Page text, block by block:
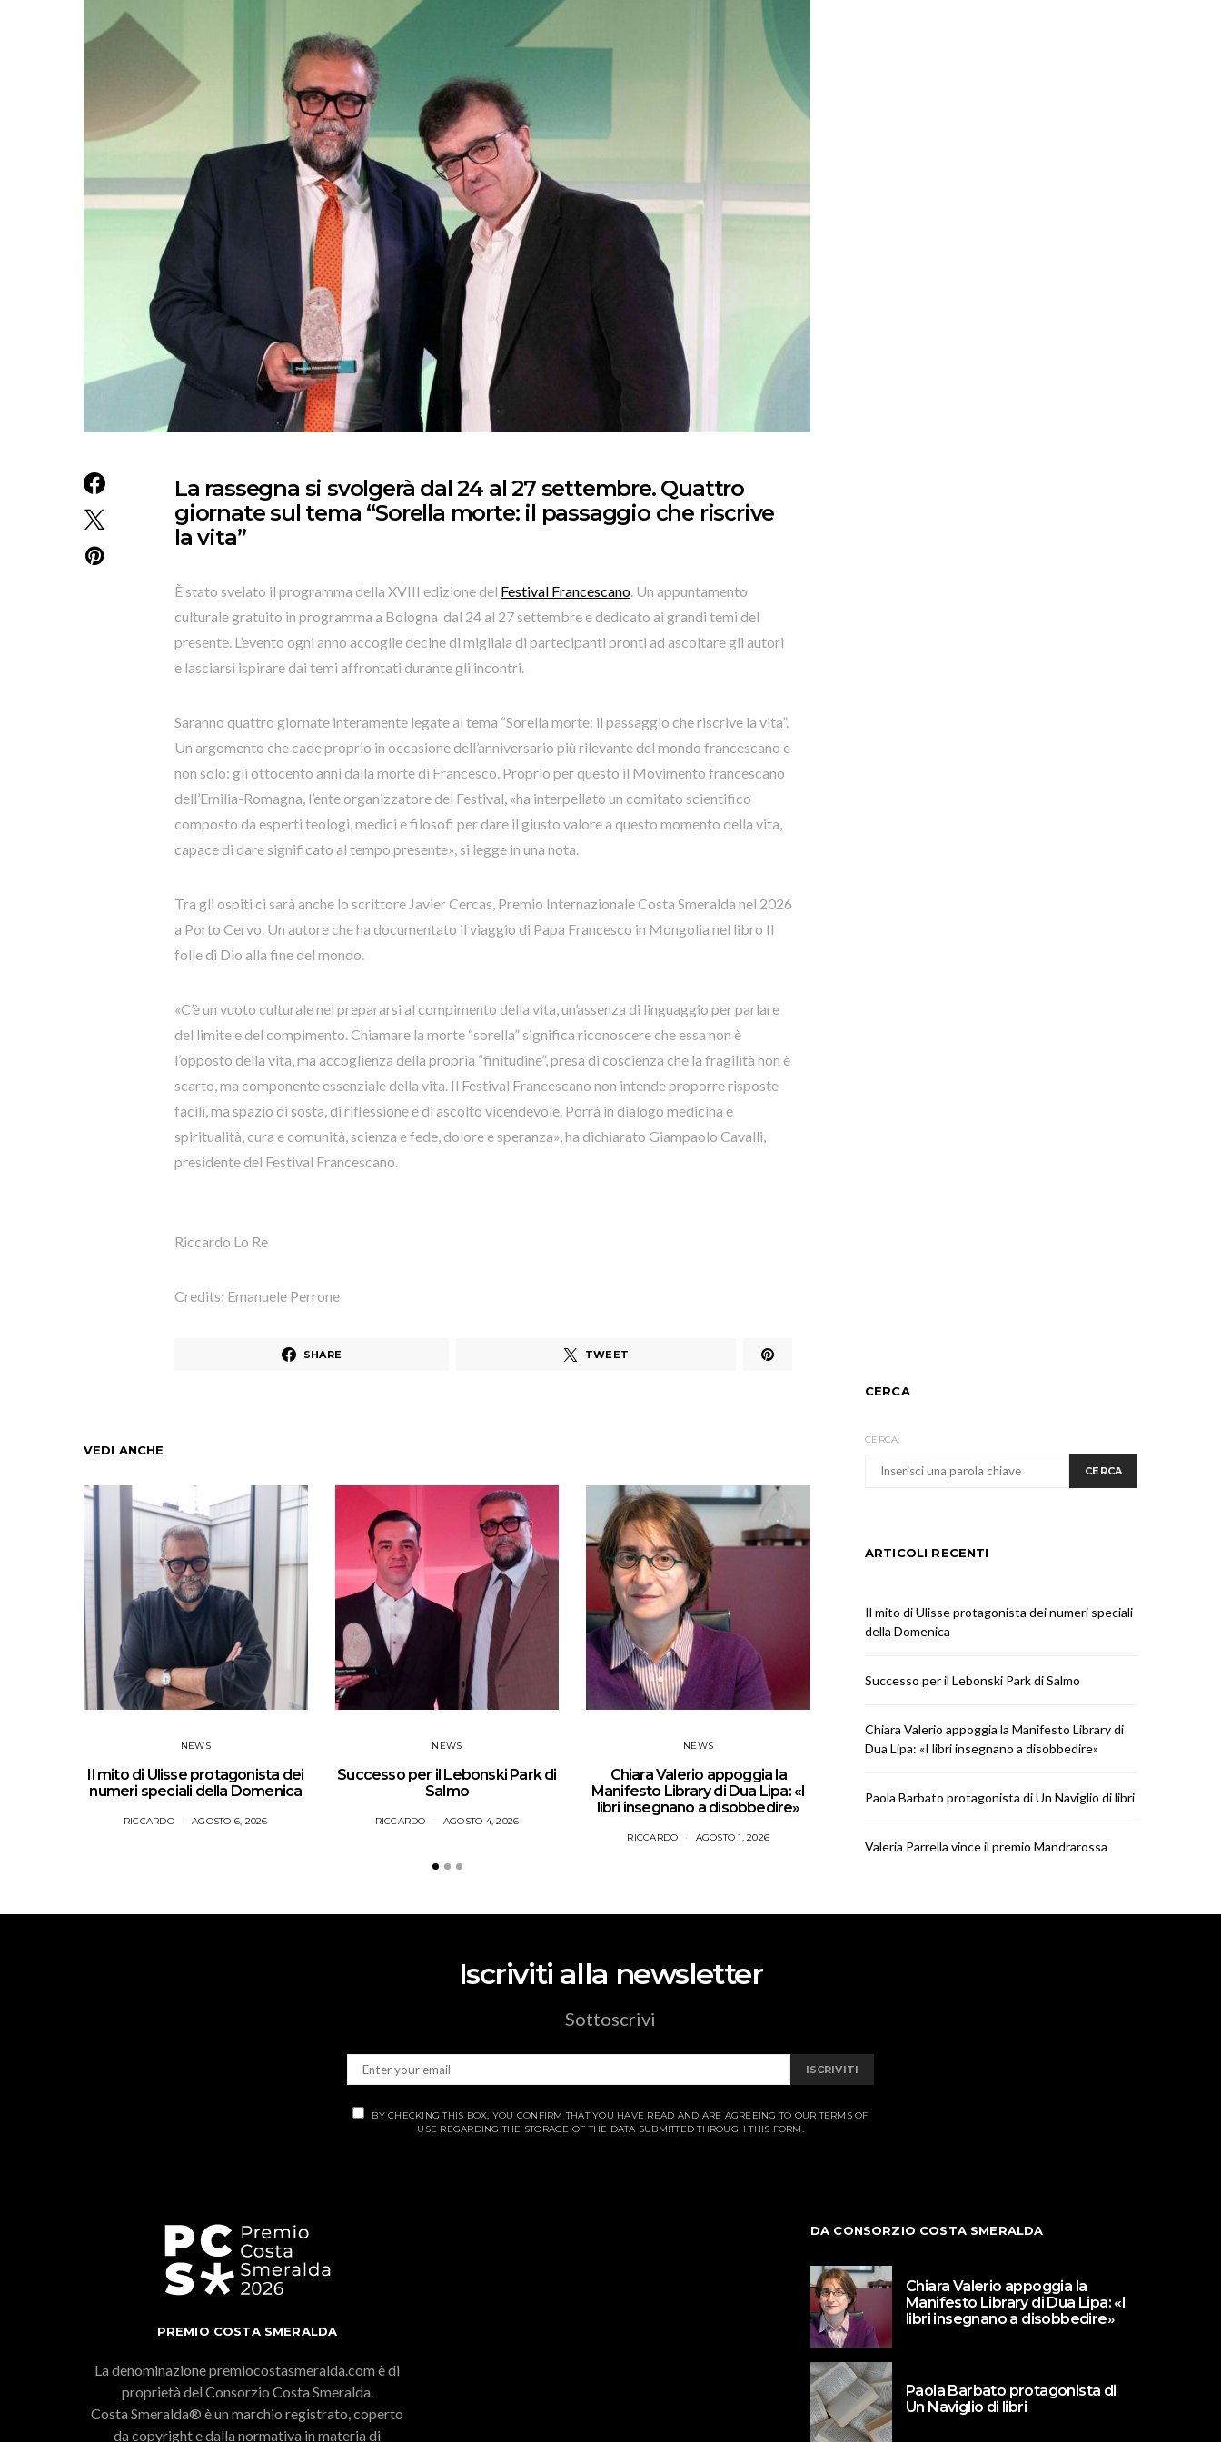
La rassegna si svolgerà dal 24 al 27 settembre. Quattro
giornate sul tema “Sorella morte: il passaggio che riscrive
la vita”
È stato svelato il programma della XVIII edizione del Festival Francescano. Un appuntamento
culturale gratuito in programma a Bologna dal 24 al 27 settembre e dedicato ai grandi temi del
presente. L’evento ogni anno accoglie decine di migliaia di partecipanti pronti ad ascoltare gli autori
e lasciarsi ispirare dai temi affrontati durante gli incontri.
Saranno quattro giornate interamente legate al tema “Sorella morte: il passaggio che riscrive la vita”.
Un argomento che cade proprio in occasione dell’anniversario più rilevante del mondo francescano e
non solo: gli ottocento anni dalla morte di Francesco. Proprio per questo il Movimento francescano
dell’Emilia-Romagna, l’ente organizzatore del Festival, «ha interpellato un comitato scientifico
composto da esperti teologi, medici e filosofi per dare il giusto valore a questo momento della vita,
capace di dare significato al tempo presente», si legge in una nota.
Tra gli ospiti ci sarà anche lo scrittore Javier Cercas, Premio Internazionale Costa Smeralda nel 2026
a Porto Cervo. Un autore che ha documentato il viaggio di Papa Francesco in Mongolia nel libro Il
folle di Dio alla fine del mondo.
«C’è un vuoto culturale nel prepararsi al compimento della vita, un’assenza di linguaggio per parlare
del limite e del compimento. Chiamare la morte “sorella” significa riconoscere che essa non è
l’opposto della vita, ma accoglienza della propria “finitudine”, presa di coscienza che la fragilità non è
scarto, ma componente essenziale della vita. Il Festival Francescano non intende proporre risposte
facili, ma spazio di sosta, di riflessione e di ascolto vicendevole. Porrà in dialogo medicina e
spiritualità, cura e comunità, scienza e fede, dolore e speranza», ha dichiarato Giampaolo Cavalli,
presidente del Festival Francescano.
Riccardo Lo Re
Credits: Emanuele Perrone
SHARE TWEET
VEDI ANCHE
NEWS
Il mito di Ulisse protagonista dei
numeri speciali della Domenica
RICCARDO AGOSTO 6, 2026
NEWS
Successo per il Lebonski Park di
Salmo
RICCARDO AGOSTO 4, 2026
NEWS
Chiara Valerio appoggia la
Manifesto Library di Dua Lipa: «I
libri insegnano a disobbedire»
RICCARDO AGOSTO 1, 2026
NEWS
Un Naviglio di libri
CERCA
CERCA:
CERCA
ARTICOLI RECENTI
Il mito di Ulisse protagonista dei numeri speciali
della Domenica
Successo per il Lebonski Park di Salmo
Chiara Valerio appoggia la Manifesto Library di
Dua Lipa: «I libri insegnano a disobbedire»
Paola Barbato protagonista di Un Naviglio di libri
Valeria Parrella vince il premio Mandrarossa
Iscriviti alla newsletter
Sottoscrivi
ISCRIVITI
BY CHECKING THIS BOX, YOU CONFIRM THAT YOU HAVE READ AND ARE AGREEING TO OUR TERMS OF
USE REGARDING THE STORAGE OF THE DATA SUBMITTED THROUGH THIS FORM.
PREMIO COSTA SMERALDA
La denominazione premiocostasmeralda.com è di
proprietà del Consorzio Costa Smeralda.
Costa Smeralda® è un marchio registrato, coperto
da copyright e dalla normativa in materia di
DA CONSORZIO COSTA SMERALDA
Chiara Valerio appoggia la
Manifesto Library di Dua Lipa: «I
libri insegnano a disobbedire»
Paola Barbato protagonista di
Un Naviglio di libri